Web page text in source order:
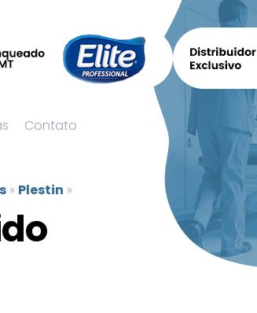
Contato
» Plestin »